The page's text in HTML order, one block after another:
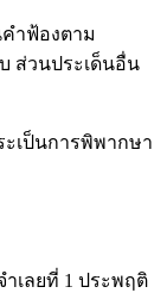
ำฟ้องตาม
ส่วนประเด็นอื่น
เป็นการพิพากษา
เลยที่ 1 ประพฤติ